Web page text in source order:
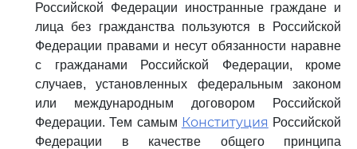
Российской Федерации иностранные граждане и
лица без гражданства пользуются в Российской
Федерации правами и несут обязанности наравне
с гражданами Российской Федерации, кроме
случаев, установленных федеральным законом
или международным договором Российской
Федерации. Тем самым Конституция Российской
Федерации в качестве общего принципа